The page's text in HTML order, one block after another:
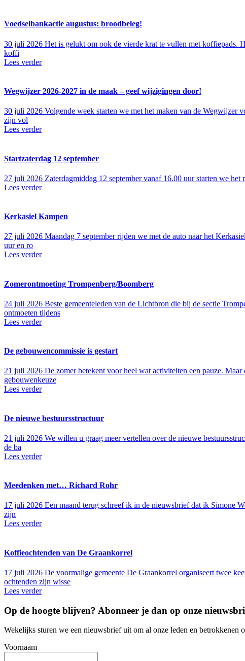
Voedselbankactie augustus: broodbeleg!
30 juli 2026 Het is gelukt om ook de vierde krat te vullen met koffiepads.
koffi
Lees verder
Wegwijzer 2026-2027 in de maak – geef wijzigingen door!
30 juli 2026 Volgende week starten we met het maken van de Wegwijzer
zijn vol
Lees verder
Startzaterdag 12 september
27 juli 2026 Zaterdagmiddag 12 september vanaf 16.00 uur starten we
Lees verder
Kerkasiel Kampen
27 juli 2026 Maandag 7 september rijden we met de auto naar het
uur en ro
Lees verder
Zomerontmoeting Trompenberg/Boomberg
24 juli 2026 Beste gemeenteleden van de Lichtbron die bij de sectie
ontmoeten tijdens
Lees verder
De gebouwencommissie is gestart
21 juli 2026 De zomer betekent voor heel wat activiteiten een pauze.
gebouwenkeuze
Lees verder
De nieuwe bestuursstructuur
21 juli 2026 We willen u graag meer vertellen over de nieuwe
de ba
Lees verder
Meedenken met… Richard Rohr
17 juli 2026 Een maand terug schreef ik in de nieuwsbrief dat ik Simone
zijn
Lees verder
Koffieochtenden van De Graankorrel
17 juli 2026 De voormalige gemeente De Graankorrel organiseert twee
ochtenden zijn wisse
Lees verder
Op de hoogte blijven? Abonneer je dan op onze
Wekelijks sturen we een nieuwsbrief uit om al onze leden en betrokkenen
Voornaam